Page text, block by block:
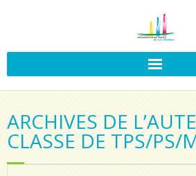
ARCHIVES DE
CLASSE DE TPS/PS/